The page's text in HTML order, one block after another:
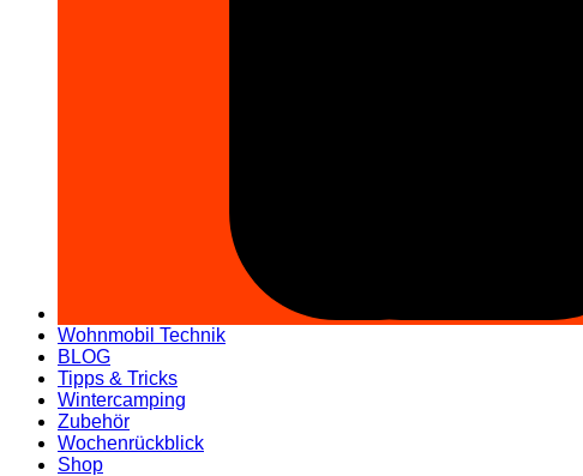
Wohnmobil Technik
BLOG
Tipps & Tricks
Wintercamping
Zubehör
Wochenrückblick
Shop